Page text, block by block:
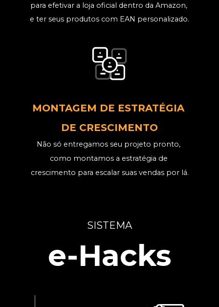
para efetivar a loja oficial dentro da Amazon,
e ter seus produtos com EAN personalizado.
Não só entregamos seu projeto pronto,
como montamos a estratégia de
crescimento para escalar suas vendas por lá.
MONTAGEM DE ESTRATÉGIA
DE CRESCIMENTO
e-Hacks
SISTEMA